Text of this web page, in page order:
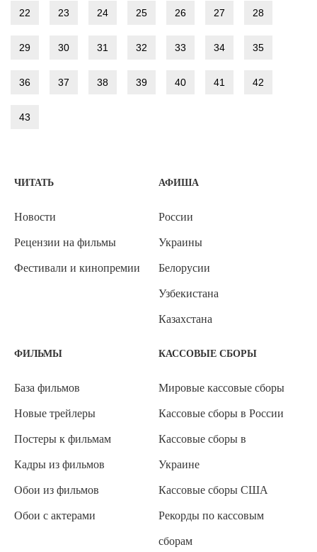
22 23 24 25 26 27 28
29 30 31 32 33 34 35
36 37 38 39 40 41 42
43
ЧИТАТЬ
Новости
Рецензии на фильмы
Фестивали и кинопремии
АФИША
России
Украины
Белорусии
Узбекистана
Казахстана
ФИЛЬМЫ
База фильмов
Новые трейлеры
Постеры к фильмам
Кадры из фильмов
Обои из фильмов
Обои с актерами
КАССОВЫЕ СБОРЫ
Мировые кассовые сборы
Кассовые сборы в России
Кассовые сборы в
Украине
Кассовые сборы США
Рекорды по кассовым
сборам